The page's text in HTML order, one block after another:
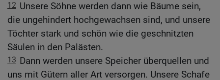
12 Unsere Söhne werden dann wie Bäume sein,
die ungehindert hochgewachsen sind, und unsere
Töchter stark und schön wie die geschnitzten
Säulen in den Palästen.
13 Dann werden unsere Speicher überquellen und
uns mit Gütern aller Art versorgen. Unsere Schafe